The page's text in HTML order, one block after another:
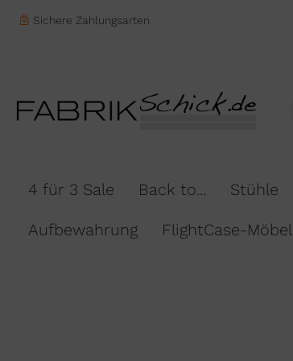
Sichere Zahlungsarten
4 für 3 Sale Back to... Stühle
Aufbewahrung FlightCase-Möbel